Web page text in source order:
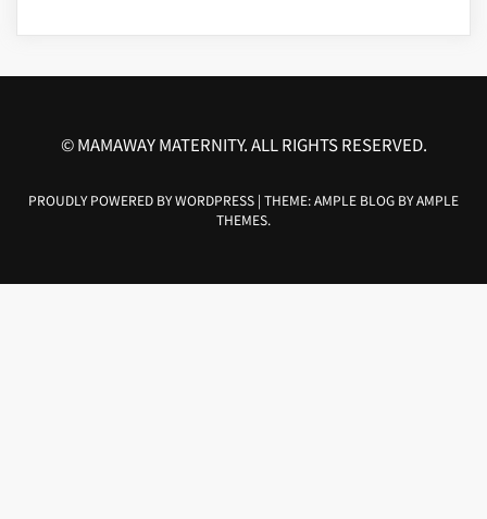
章
© MAMAWAY MATERNITY. ALL RIGHTS RESERVED.
PROUDLY POWERED BY WORDPRESS | THEME: AMPLE BLOG BYAMPLE
THEMES.